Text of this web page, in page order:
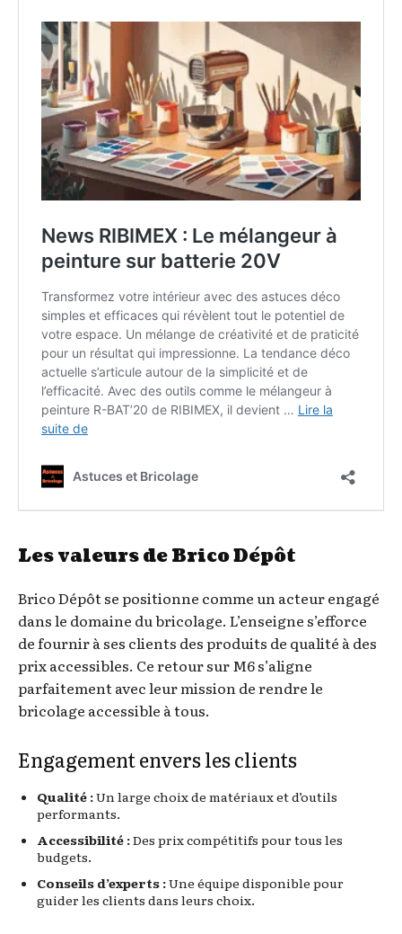
Les valeurs de Brico Dépôt
Brico Dépôt se positionne comme un acteur engagé
dans le domaine du bricolage. L’enseigne s’efforce
de fournir à ses clients des produits de qualité à des
prix accessibles. Ce retour sur M6 s’aligne
parfaitement avec leur mission de rendre le
bricolage accessible à tous.
Engagement envers les clients
Qualité :Un large choix de matériaux et d’outils
performants.
Accessibilité :Des prix compétitifs pour tous les
budgets.
Conseils d’experts :Une équipe disponible pour
guider les clients dans leurs choix.